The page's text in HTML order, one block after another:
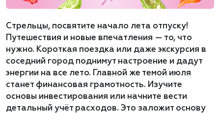
Стрельцы, посвятите начало лета отпуску!
Путешествия и новые впечатления — то, что
нужно. Короткая поездка или даже экскурсия в
соседний город поднимут настроение и дадут
энергии на все лето. Главной же темой июля
станет финансовая грамотность. Изучите
основы инвестирования или начните вести
детальный учёт расходов. Это заложит основу